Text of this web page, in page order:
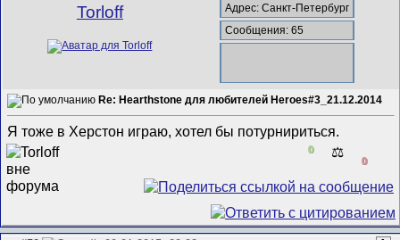
Torloff
Адрес: Санкт-Петербург
Сообщения: 65
Re: Hearthstone для любителей Heroes#3_21.12.2014
Я тоже в Херстон играю, хотел бы потурнириться.
0 ⚖️
0